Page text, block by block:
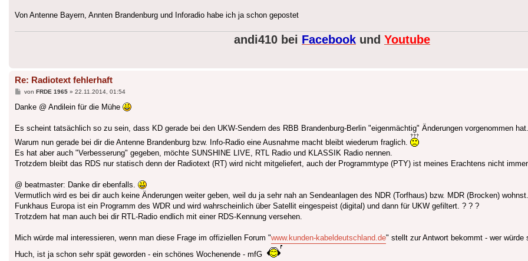
Von Antenne Bayern, Annten Brandenburg und Inforadio habe ich ja schon gepostet
andi410 bei Facebook und Youtube
Re: Radiotext fehlerhaft
Beitrag
von FRDE 1965» 22.11.2014, 01:54
Danke @ Andilein für die Mühe
Es scheint tatsächlich so zu sein, dass KD gerade bei den UKW-Sendern des RBB Brandenburg-Berlin "eigenmächtig" Änderungen vorgenommen hat.
Warum nun gerade bei dir die Antenne Brandenburg bzw. Info-Radio eine Ausnahme macht bleibt wiederum fraglich.
Es hat aber auch "Verbesserung" gegeben, möchte SUNSHINE LIVE, RTL Radio und KLASSIK Radio nennen.
Trotzdem bleibt das RDS nur statisch denn der Radiotext (RT) wird nicht mitgeliefert, auch der Programmtype (PTY) ist meines Erachtens nicht immer
@ beatmaster: Danke dir ebenfalls.
Vermutlich wird es bei dir auch keine Änderungen weiter geben, weil du ja sehr nah an Sendeanlagen des NDR (Torfhaus) bzw. MDR (Brocken) wohnst.
Funkhaus Europa ist ein Programm des WDR und wird wahrscheinlich über Satellit eingespeist (digital) und dann für UKW gefiltert. ? ? ?
Trotzdem hat man auch bei dir RTL-Radio endlich mit einer RDS-Kennung versehen.
Mich würde mal interessieren, wenn man diese Frage im offiziellen Forum "www.kunden-kabeldeutschland.de" stellt zur Antwort bekommt - wer würde
Huch, ist ja schon sehr spät geworden - ein schönes Wochenende - mfG